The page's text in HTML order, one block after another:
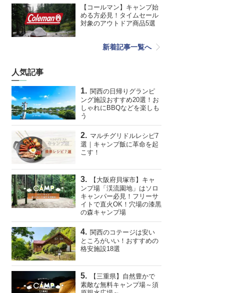
【コールマン】キャンプ始
める方必見！タイムセール
対象のアウトドア商品5選
新着記事一覧へ
人気記事
関西の日帰りグランピ
ング施設おすすめ20選！お
しゃれにBBQなどを楽しも
う
マルチグリドルレシピ7
選｜キャンプ飯に革命を起
こす！
【大阪府貝塚市】キャ
ンプ場「渓流園地」はソロ
キャンパー必見！フリーサ
イトで直火OK！穴場の漆黒
の森キャンプ場
関西のコテージは安い
ところがいい！おすすめの
格安施設18選
【三重県】自然豊かで
素敵な無料キャンプ場～須